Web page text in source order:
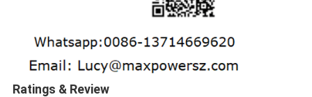
Ratings & Review